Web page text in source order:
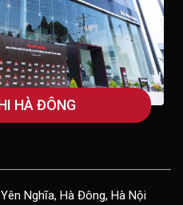
HÀ ĐÔNG
Nghĩa, Hà Đông, Hà Nội